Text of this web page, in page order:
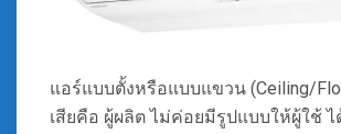
แอร์แบบตั้งหรือแบบแขวน (Ceiling/
เสียคือ ผู้ผลิต ไม่ค่อยมีรูปแบบให้ผู้ใช้